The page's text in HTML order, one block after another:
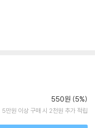
550원 (5%)
5만원 이상 구매 시 2천원 추가 적립